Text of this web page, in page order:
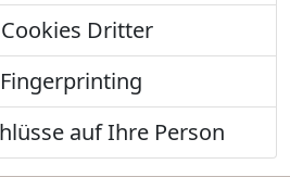
Dritter
auf Ihre Person